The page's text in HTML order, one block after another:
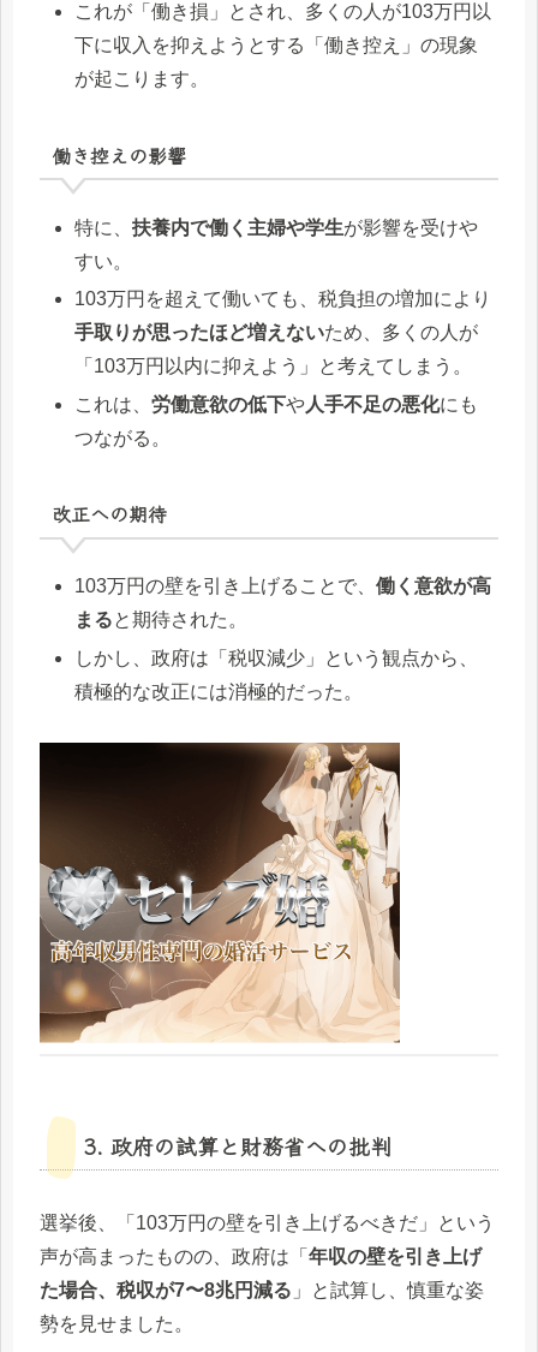
これが「働き損」とされ、多くの人が103万円以
下に収入を抑えようとする「働き控え」の現象
が起こります。
働き控えの影響
特に、扶養内で働く主婦や学生が影響を受けや
すい。
103万円を超えて働いても、税負担の増加により
手取りが思ったほど増えないため、多くの人が
「103万円以内に抑えよう」と考えてしまう。
これは、労働意欲の低下や人手不足の悪化にも
つながる。
改正への期待
103万円の壁を引き上げることで、働く意欲が高
まると期待された。
しかし、政府は「税収減少」という観点から、
積極的な改正には消極的だった。
3. 政府の試算と財務省への批判
選挙後、「103万円の壁を引き上げるべきだ」という
声が高まったものの、政府は「 年収の壁を引き上げ
た場合、税収が7〜8兆円減る 」と試算し、慎重な姿
勢を見せました。